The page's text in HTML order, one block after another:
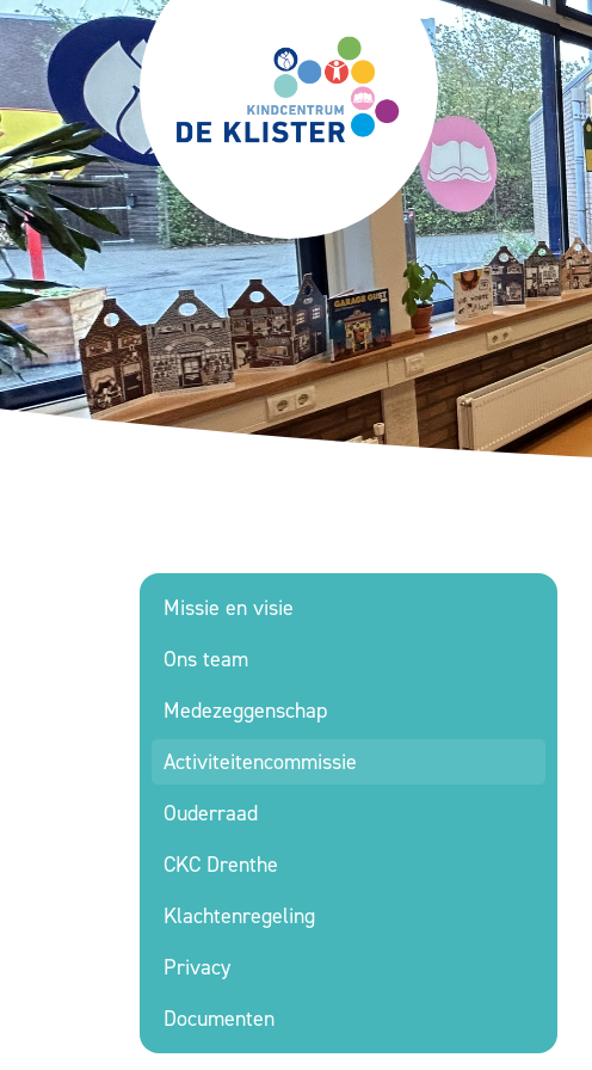
Missie en visie
Ons team
Medezeggenschap
Activiteitencommissie
Ouderraad
CKC Drenthe
Klachtenregeling
Privacy
Documenten